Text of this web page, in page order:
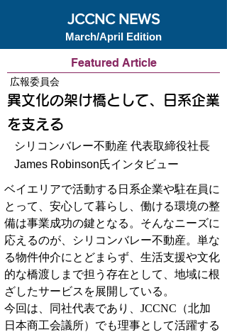
JCCNC NEWS
March/April Edition
Featured Article
広報委員会
異文化の架け橋として、日系企業
を支える
シリコンバレー不動産 代表取締役社長
James Robinson氏インタビュー
ベイエリアで活動する日系企業や駐在員に
とって、安心して暮らし、働ける環境の整
備は事業成功の鍵となる。そんなニーズに
応えるのが、シリコンバレー不動産。単な
る物件仲介にとどまらず、生活支援や文化
的な橋渡しまで担う存在として、地域に根
ざしたサービスを展開している。
今回は、同社代表であり、JCCNC（北加
日本商工会議所）でも理事として活躍する